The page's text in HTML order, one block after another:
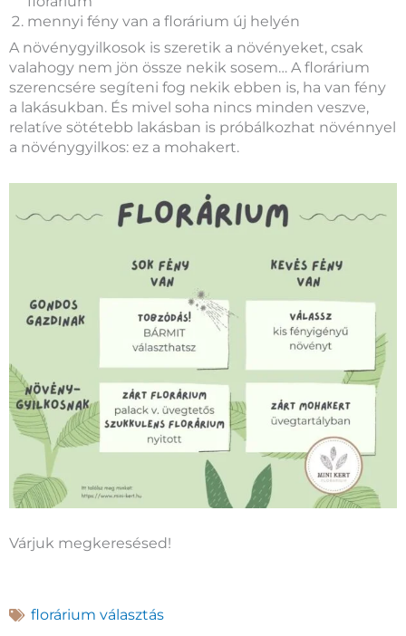
mennyi fény van a florárium új helyén
A növénygyilkosok is szeretik a növényeket, csak
valahogy nem jön össze nekik sosem… A florárium
szerencsére segíteni fog nekik ebben is, ha van fény
a lakásukban. És mivel soha nincs minden veszve,
relatíve sötétebb lakásban is próbálkozhat növénnyel
a növénygyilkos: ez a mohakert.
Várjuk megkeresésed!
florárium választás